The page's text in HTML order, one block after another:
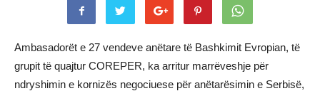
Ambasadorët e 27 vendeve anëtare të Bashkimit Evropian, të
grupit të quajtur COREPER, ka arritur marrëveshje për
ndryshimin e kornizës negociuese për anëtarësimin e Serbisë,